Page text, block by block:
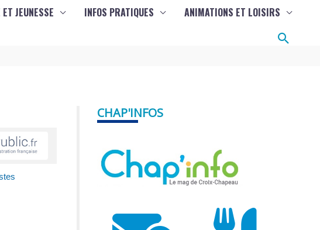
ET JEUNESSE INFOS PRATIQUES ANIMATIONS ET LOISIRS
CHAP'INFOS